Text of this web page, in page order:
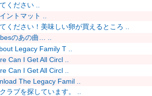
ください ..
ントマット ..
ください！美味しい卵が買えるところ ..
のあの曲… ..
Legacy Family T ..
Can I Get All Circl ..
Can I Get All Circl ..
The Legacy Famil ..
ラブを探しています。 ..